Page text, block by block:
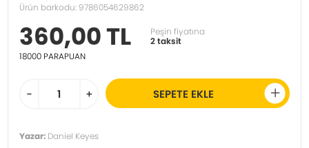
Ürün barkodu: 9786054629862
360,00 TL
Peşin fiyatına
2 taksit
18000 PARAPUAN
- + SEPETE EKLE
Yazar: Daniel Keyes